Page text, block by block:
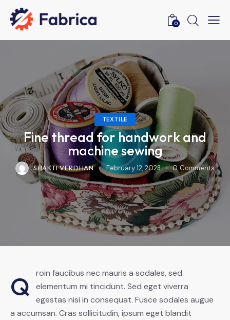
0
TEXTILE
Fine thread for handwork and
machine sewing
SHAKTI VERDHAN February 12, 2023 0 Comments
Q
roin faucibus nec mauris a sodales, sed
elementum mi tincidunt. Sed eget viverra
egestas nisi in consequat. Fusce sodales augue
a accumsan. Cras sollicitudin, ipsum eget blandit